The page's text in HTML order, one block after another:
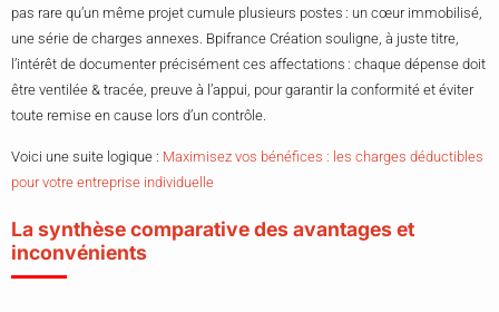
pas rare qu’un même projet cumule plusieurs postes : un cœur immobilisé,
une série de charges annexes. Bpifrance Création souligne, à juste titre,
l’intérêt de documenter précisément ces affectations : chaque dépense doit
être ventilée & tracée, preuve à l’appui, pour garantir la conformité et éviter
toute remise en cause lors d’un contrôle.
Voici une suite logique : Maximisez vos bénéfices : les charges déductibles
pour votre entreprise individuelle
La synthèse comparative des avantages et
inconvénients